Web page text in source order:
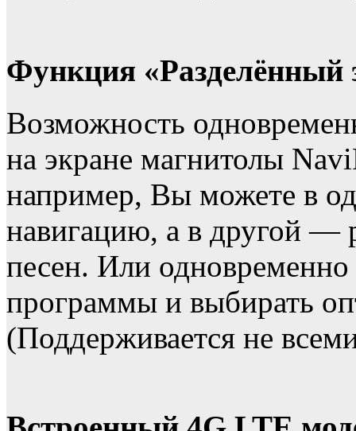
Функция «Разделённый
Возможность
на экране магнитолы
например, Вы можете в
навигацию, а в другой —
песен. Или одновременно
программы и выбирать
(Поддерживается не